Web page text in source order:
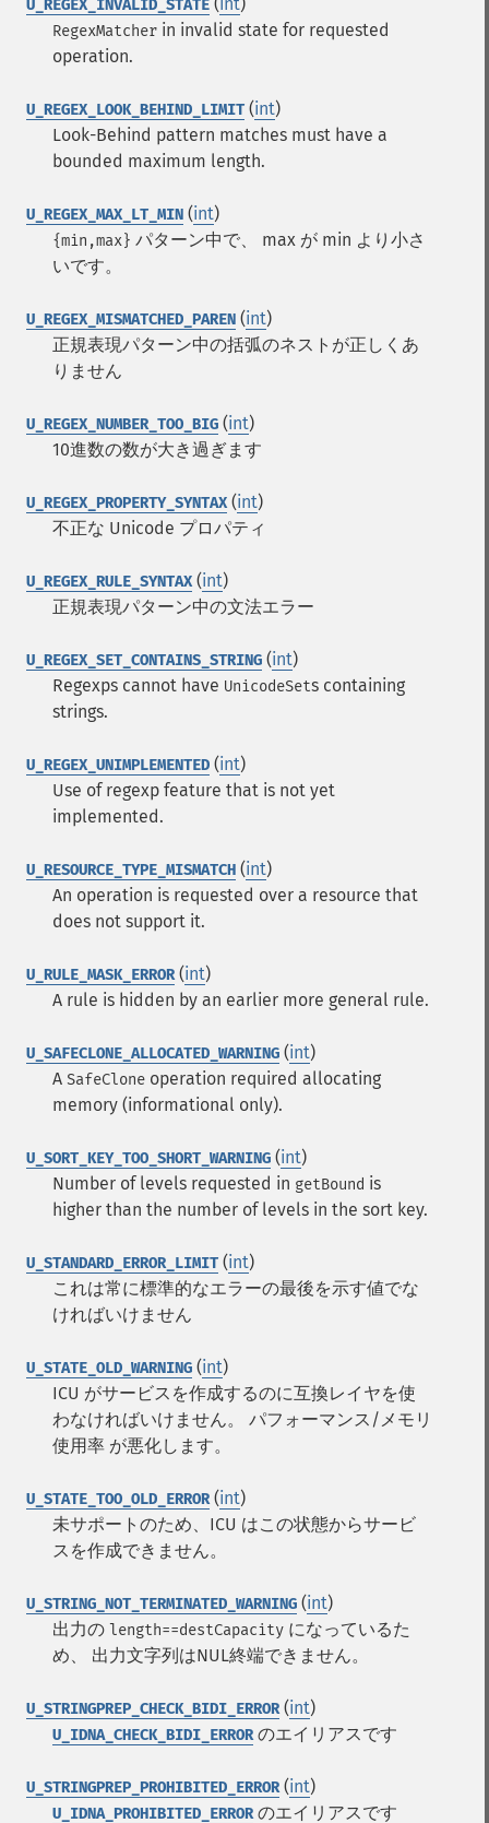
U_REGEX_INVALID_STATE
RegexMatcher in invalid state for requested
operation.
U_REGEX_LOOK_BEHIND_LIMIT (int)
Look-Behind pattern matches must have a
bounded maximum length.
U_REGEX_MAX_LT_MIN (int)
{min,max} パターン中で、 max が min より小さ
いです。
U_REGEX_MISMATCHED_PAREN (int)
正規表現パターン中の括弧のネストが正しくあ
りません
U_REGEX_NUMBER_TOO_BIG (int)
10進数の数が大き過ぎます
U_REGEX_PROPERTY_SYNTAX(int)
不正な Unicode プロパティ
U_REGEX_RULE_SYNTAX(int)
正規表現パターン中の文法エラー
U_REGEX_SET_CONTAINS_STRING (int)
Regexps cannot have UnicodeSets containing
strings.
U_REGEX_UNIMPLEMENTED (int)
Use of regexp feature that is not yet
implemented.
U_RESOURCE_TYPE_MISMATCH (int)
An operation is requested over a resource that
does not support it.
U_RULE_MASK_ERROR(int)
A rule is hidden by an earlier more general rule.
U_SAFECLONE_ALLOCATED_WARNING (int)
A SafeClone operation required allocating
memory (informational only).
U_SORT_KEY_TOO_SHORT_WARNING (int)
Number of levels requested in getBound is
higher than the number of levels in the sort key.
U_STANDARD_ERROR_LIMIT (int)
これは常に標準的なエラーの最後を示す値でな
ければいけません
U_STATE_OLD_WARNING (int)
ICU がサービスを作成するのに互換レイヤを使
わなければいけません。 パフォーマンス/メモリ
使用率 が悪化します。
U_STATE_TOO_OLD_ERROR(int)
未サポートのため、ICU はこの状態からサービ
スを作成できません。
U_STRING_NOT_TERMINATED_WARNING (int)
出力の length==destCapacity になっているた
め、 出力文字列はNUL終端できません。
U_STRINGPREP_CHECK_BIDI_ERROR(int)
U_IDNA_CHECK_BIDI_ERRORのエイリアスです
U_STRINGPREP_PROHIBITED_ERROR(int)
U_IDNA_PROHIBITED_ERRORのエイリアスです